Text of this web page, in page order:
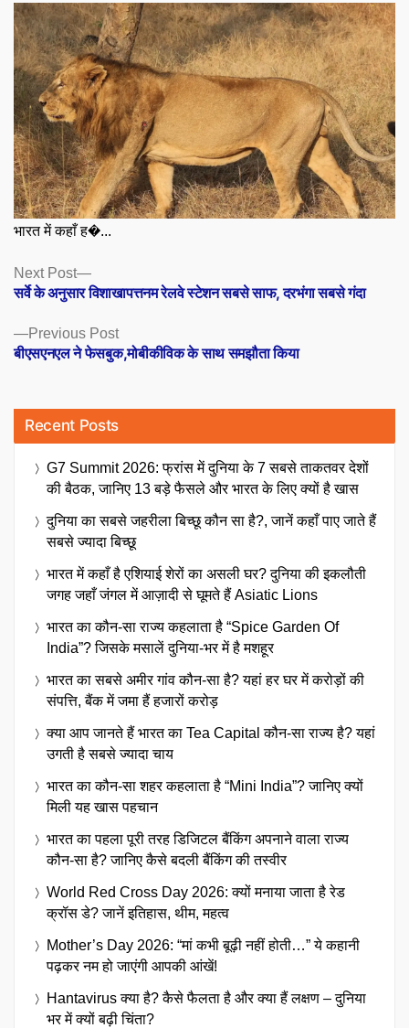
भारत में कहाँ ह�...
Posts
navigation
Previous PostPrevious
post:
बीएसएनएल ने फेसबुक,मोबीकीविक के साथ समझौता किया
Next Post
Next
post:
सर्वे के अनुसार विशाखापत्तनम रेलवे स्टेशन सबसे साफ, दरभंगा सबसे गंदा
Recent Posts
G7 Summit 2026: फ्रांस में दुनिया के 7 सबसे ताकतवर देशों
की बैठक, जानिए 13 बड़े फैसले और भारत के लिए क्यों है खास
दुनिया का सबसे जहरीला बिच्छू कौन सा है?, जानें कहाँ पाए जाते हैं
सबसे ज्यादा बिच्छू
भारत में कहाँ है एशियाई शेरों का असली घर? दुनिया की इकलौती
जगह जहाँ जंगल में आज़ादी से घूमते हैं Asiatic Lions
भारत का कौन-सा राज्य कहलाता है “Spice Garden Of
India”? जिसके मसालें दुनिया-भर में है मशहूर
भारत का सबसे अमीर गांव कौन-सा है? यहां हर घर में करोड़ों की
संपत्ति, बैंक में जमा हैं हजारों करोड़
क्या आप जानते हैं भारत का Tea Capital कौन-सा राज्य है? यहां
उगती है सबसे ज्यादा चाय
भारत का कौन-सा शहर कहलाता है “Mini India”? जानिए क्यों
मिली यह खास पहचान
भारत का पहला पूरी तरह डिजिटल बैंकिंग अपनाने वाला राज्य
कौन-सा है? जानिए कैसे बदली बैंकिंग की तस्वीर
World Red Cross Day 2026: क्यों मनाया जाता है रेड
क्रॉस डे? जानें इतिहास, थीम, महत्व
Mother’s Day 2026: “मां कभी बूढ़ी नहीं होती…” ये कहानी
पढ़कर नम हो जाएंगी आपकी आंखें!
Hantavirus क्या है? कैसे फैलता है और क्या हैं लक्षण – दुनिया
भर में क्यों बढ़ी चिंता?